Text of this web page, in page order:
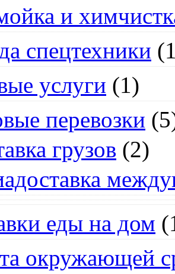
и
спецтехники
услуги (1)
перевозки
грузов (2)
еды на дом
окружающей